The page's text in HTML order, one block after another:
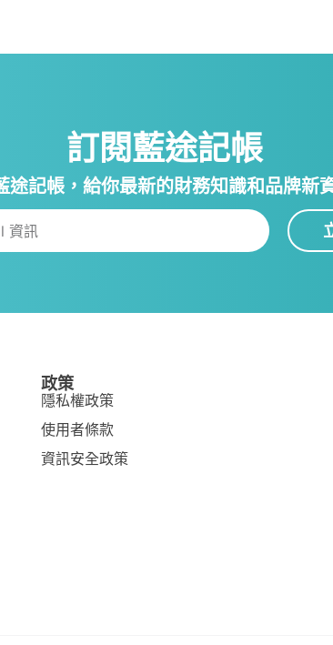
訂閱藍途記帳
途記帳，給你最新的財務知識和品牌新
政策
隱私權政策
使用者條款
資訊安全政策